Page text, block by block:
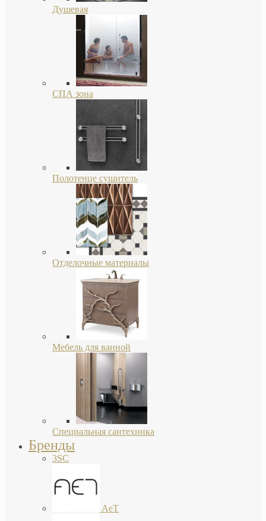
Душевая
СПА зона
Полотенце сушитель
Отделочные материалы
Мебель для ванной
Специальная сантехника
Бренды
3SC
AeT